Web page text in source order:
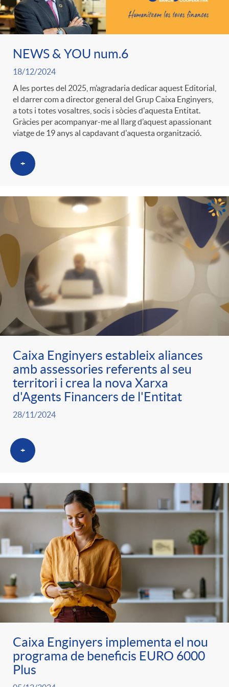
r
a
S
a
l
a
d
p
r
e
n
s
a
ó
p
e
r
c
a
e
g
r
i
e
s
t
e
n
i
d
o
n
c
a
F
i
l
r
o
C
a
t
e
l
c
a
d
o
d
e
c
o
n
t
i
n
g
u
t
s
NEWS & YOU num.6
18/12/2024
A les portes del 2025, m’agradaria dedicar aquest Editorial,
el darrer com a director general del Grup Caixa Enginyers,
a tots i totes vosaltres, socis i sòcies d'aquesta Entitat.
Gràcies per acompanyar-me al llarg d’aquest apassionant
viatge de 19 anys al capdavant d'aquesta organització.
+
Caixa Enginyers estableix aliances
amb assessories referents al seu
territori i crea la nova Xarxa
d'Agents Financers de l'Entitat
28/11/2024
+
Caixa Enginyers implementa el nou
programa de beneficis EURO 6000
Plus